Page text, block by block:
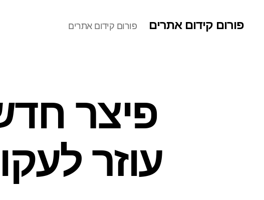
פורום קידום אתרים פורום קידום אתרים
פיצר
עוזר